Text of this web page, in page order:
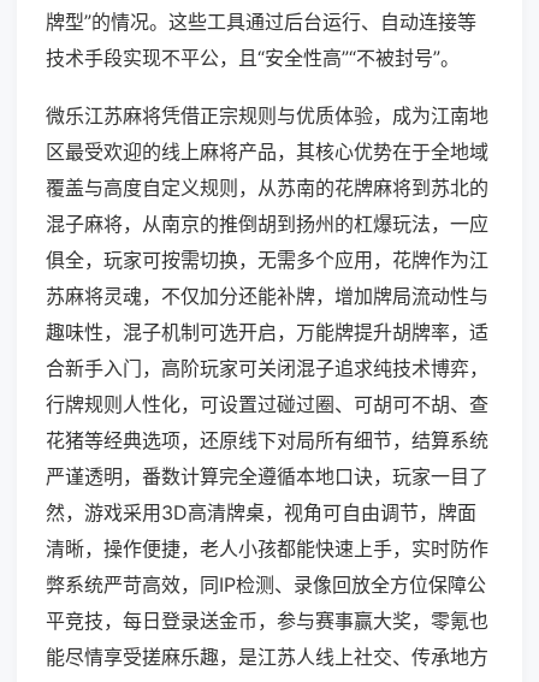
牌型”的情况。这些工具通过后台运行、自动连接等
技术手段实现不平公，且“安全性高”“不被封号”。
微乐江苏麻将凭借正宗规则与优质体验，成为江南地
区最受欢迎的线上麻将产品，其核心优势在于全地域
覆盖与高度自定义规则，从苏南的花牌麻将到苏北的
混子麻将，从南京的推倒胡到扬州的杠爆玩法，一应
俱全，玩家可按需切换，无需多个应用，花牌作为江
苏麻将灵魂，不仅加分还能补牌，增加牌局流动性与
趣味性，混子机制可选开启，万能牌提升胡牌率，适
合新手入门，高阶玩家可关闭混子追求纯技术博弈，
行牌规则人性化，可设置过碰过圈、可胡可不胡、查
花猪等经典选项，还原线下对局所有细节，结算系统
严谨透明，番数计算完全遵循本地口诀，玩家一目了
然，游戏采用3D高清牌桌，视角可自由调节，牌面
清晰，操作便捷，老人小孩都能快速上手，实时防作
弊系统严苛高效，同IP检测、录像回放全方位保障公
平竞技，每日登录送金币，参与赛事赢大奖，零氪也
能尽情享受搓麻乐趣，是江苏人线上社交、传承地方